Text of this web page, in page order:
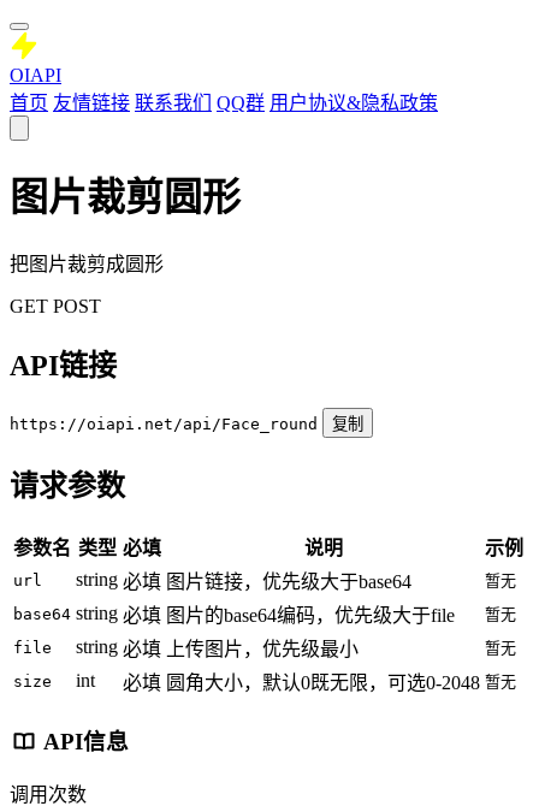
OIAPI
首页 友情链接 联系我们 QQ群 用户协议&隐私政策
图片裁剪圆形
把图片裁剪成圆形
GET POST
API链接
https://oiapi.net/api/Face_round 复制
请求参数
参数名 类型 必填 说明 示例
url string 必填 图片链接，优先级大于base64
暂无
base64 string 必填 图片的base64编码，优先级大于file
暂无
file
string 必填 上传图片，优先级最小
暂无
size
int 必填 圆角大小，默认0既无限，可选0-2048 暂无
API信息
调用次数